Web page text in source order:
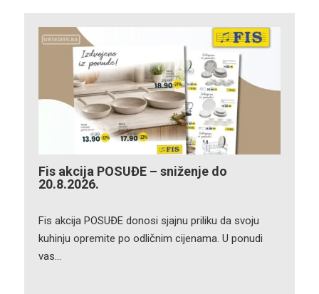
Fis akcija POSUĐE – sniženje do
20.8.2026.
Fis akcija POSUĐE donosi sjajnu priliku da svoju
kuhinju opremite po odličnim cijenama. U ponudi
vas…